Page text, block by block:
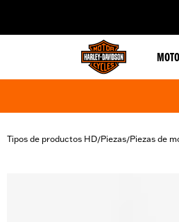
Tipos de productos HD/Piezas/Piezas de